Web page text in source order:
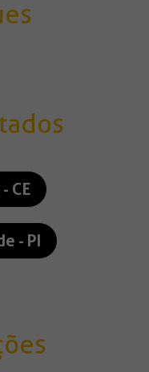
CE
- PI